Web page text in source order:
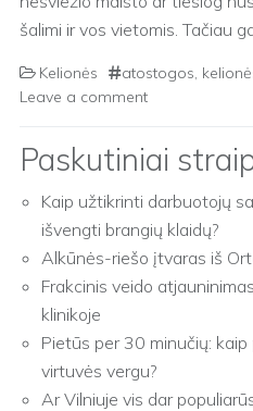
šalimi ir vos vietomis. Tačiau
Kelionės atostogos,
Leave a comment
Paskutiniai
Kaip užtikrinti darbuotojų
išvengti brangių klaidų?
Alkūnės-riešo įtvaras iš
Frakcinis veido
klinikoje
Pietūs per 30 minučių:
virtuvės vergu?
Ar Vilniuje vis dar